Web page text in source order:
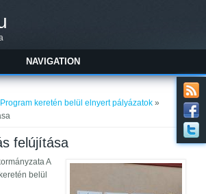
NAVIGATION
keretén belül elnyert pályázatok »
felújítása
A
belül